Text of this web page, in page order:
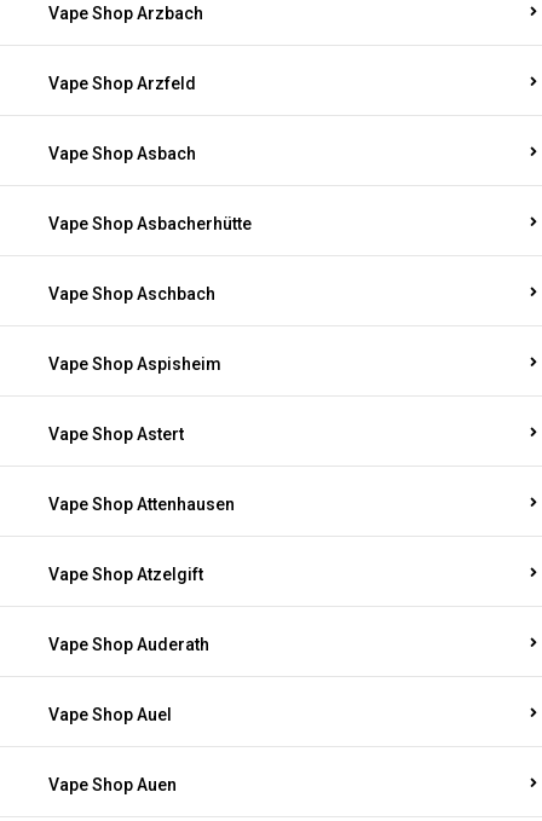
Vape Shop Arzbach
Vape Shop Arzfeld
Vape Shop Asbach
Vape Shop Asbacherhütte
Vape Shop Aschbach
Vape Shop Aspisheim
Vape Shop Astert
Vape Shop Attenhausen
Vape Shop Atzelgift
Vape Shop Auderath
Vape Shop Auel
Vape Shop Auen